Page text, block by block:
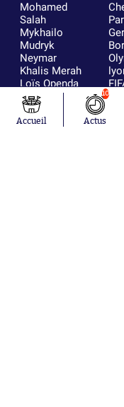
Mohamed
Salah
Mykhailo
Mudryk
Neymar
Khalis Merah
Loïs Openda
Moussa
Niakhaté
Nicolás
Accueil
10
Actus